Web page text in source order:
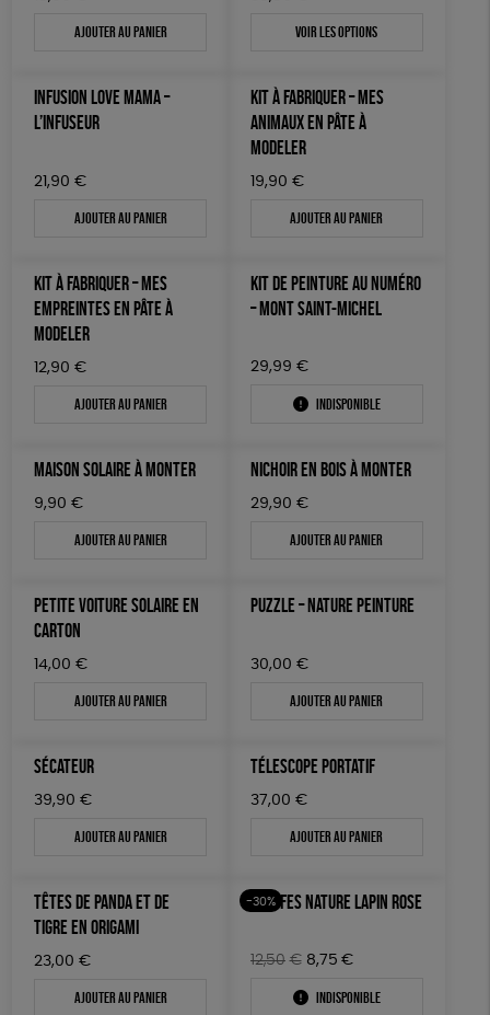
Ajouter au panier Voir les options
INFUSION LOVE MAMA –
L’INFUSEUR
21,90 €
Ajouter au panier
KIT À FABRIQUER – MES
ANIMAUX EN PÂTE À
MODELER
19,90 €
Ajouter au panier
KIT À FABRIQUER – MES
EMPREINTES EN PÂTE À
MODELER
12,90 €
Ajouter au panier
KIT DE PEINTURE AU NUMÉRO
– MONT SAINT-MICHEL
29,99 €
Indisponible
MAISON SOLAIRE À MONTER
9,90 €
Ajouter au panier
NICHOIR EN BOIS À MONTER
29,90 €
Ajouter au panier
PETITE VOITURE SOLAIRE EN
CARTON
14,00 €
Ajouter au panier
PUZZLE – NATURE PEINTURE
30,00 €
Ajouter au panier
SÉCATEUR
39,90 €
Ajouter au panier
TÉLESCOPE PORTATIF
37,00 €
Ajouter au panier
TÊTES DE PANDA ET DE
TIGRE EN ORIGAMI
23,00 €
Ajouter au panier
-30%
TRUFFES NATURE LAPIN ROSE
12,50 € Le
initial
8,75 €Le
actuel
Indisponible